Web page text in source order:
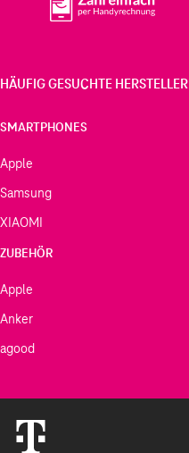
HÄUFIG GESUCHTE HERSTELLER
SMARTPHONES
Apple
Samsung
XIAOMI
ZUBEHÖR
Apple
Anker
agood